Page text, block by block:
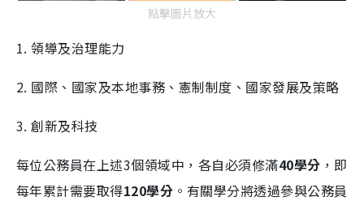
點擊圖片放大
1. 領導及治理能力
2. 國際、國家及本地事務、憲制制度、國家發展及策略
3. 創新及科技
每位公務員在上述3個領域中，各自必須修滿40學分 ，即
每年累計需要取得120學分 。有關學分將透過參與公務員